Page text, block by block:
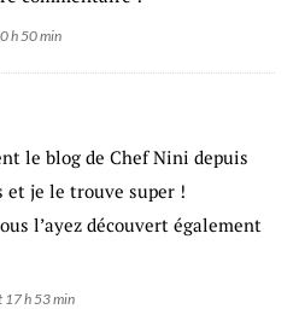
h 50 min
le blog de Chef Nini depuis
et je le trouve super !
l’ayez découvert également
17 h 53 min